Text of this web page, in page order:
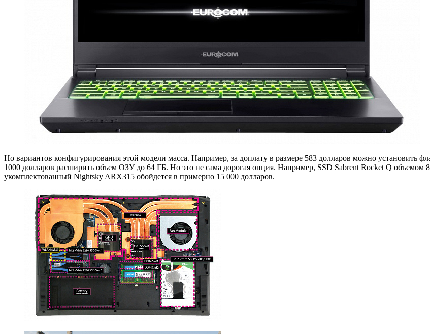
Но вариантов конфигурирования этой модели масса. Например, за доплату в размере 583 долларов можно установить
1000 долларов расширить объем ОЗУ до 64 ГБ. Но это не сама дорогая опция. Например, SSD Sabrent Rocket Q
укомплектованный Nightsky ARX315 обойдется в примерно 15 000 долларов.